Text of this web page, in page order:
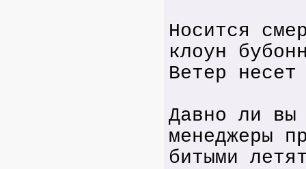
Носится
клоун
Ветер
Давно ли вы
менеджеры
битыми